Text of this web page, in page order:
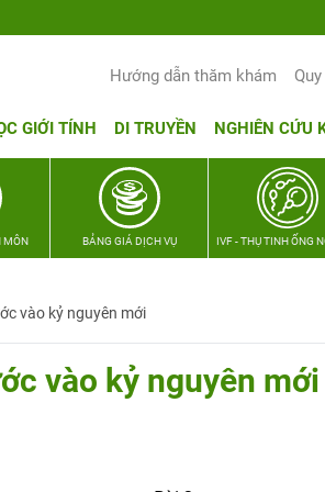
Hướng dẫn thăm khám
GIỚI TÍNH DI TRUYỀN NGHIÊN CỨU
MÔN BẢNG GIÁ DỊCH VỤ IVF - THỤ TINH ỐNG
vào kỷ nguyên mới
vào kỷ nguyên mới